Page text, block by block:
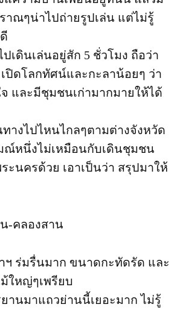
าณๆน่าไปถ่ายรูปเล่น แต่ไม่รู้
เดินเล่นอยู่สัก 5 ชั่วโมง ถือว่า
ปิดโลกทัศน์และกะลาน้อยๆ ว่า
และมีชุมชนเก่ามากมายให้ได้
างไปไหนไกลๆตามต่างจังหวัด
ณ์หนึ่งไม่เหมือนกับเดินชุมชน
ะนครด้วย เอาเป็นว่า สรุปมาให้
-คลองสาน
ฯ ร่มรื่นมาก ขนาดกะทัดรัด และ
ใหญ่ๆเพรียบ
านมาแถวย่านนี้เยอะมาก ไม่รู้